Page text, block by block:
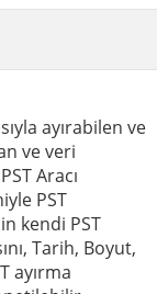
ayırabilen ve
ve veri
Aracı
PST
kendi PST
Tarih, Boyut,
ayırma